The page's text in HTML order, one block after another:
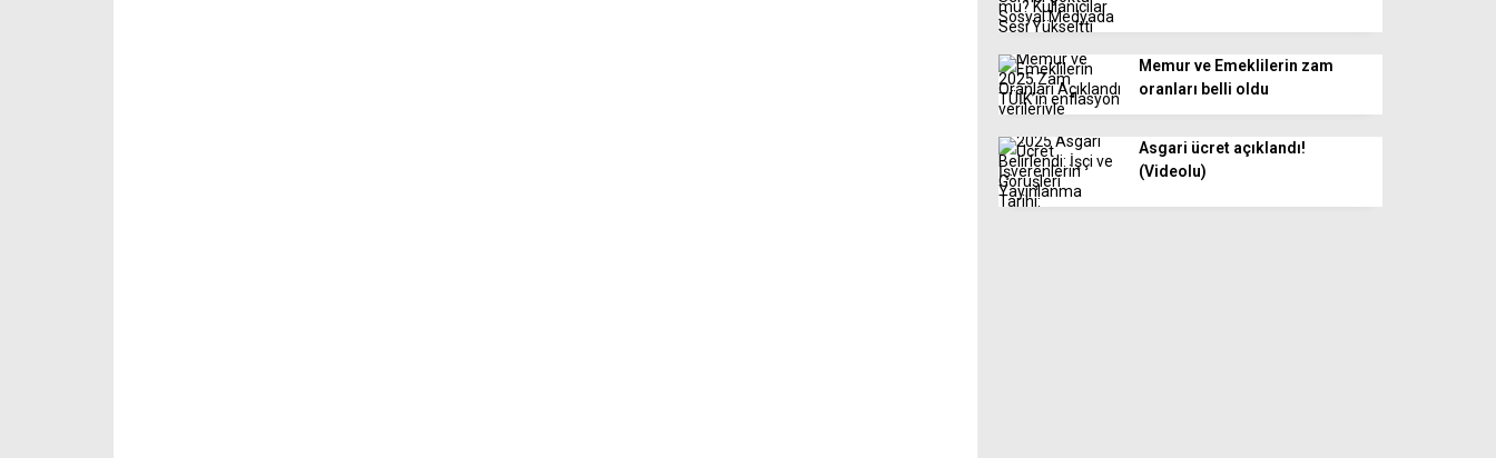
Memur ve Emeklilerin zam
oranları belli oldu
Asgari ücret açıklandı!
(Videolu)